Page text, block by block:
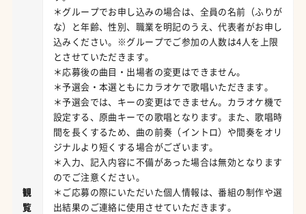
観
覧
＊グループでお申し込みの場合は、全員の名前（ふりが
な）と年齢、性別、職業を明記のうえ、代表者がお申し
込みください。※グループでご参加の人数は4人を上限
とさせていただきます。
＊応募後の曲目・出場者の変更はできません。
＊予選会・本選ともにカラオケで歌唱いただきます。
＊予選会では、キーの変更はできません。カラオケ機で
設定する、原曲キーでの歌唱となります。また、歌唱時
間を長くするため、曲の前奏（イントロ）や間奏をオリ
ジナルより短くする場合がございます。
＊入力、記入内容に不備があった場合は無効となります
のでご注意ください。
＊ご応募の際にいただいた個人情報は、番組の制作や選
出結果のご連絡に使用させていただきます。